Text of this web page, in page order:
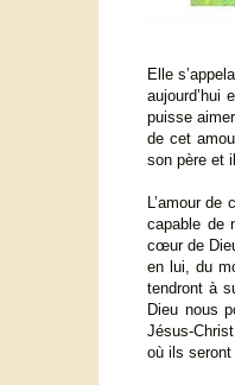
Elle
aujourd’hui
puisse
de cet
son père et
L’amour
capable de
cœur de
en lui, du
tendront à
Dieu nous
Jésus-
où ils